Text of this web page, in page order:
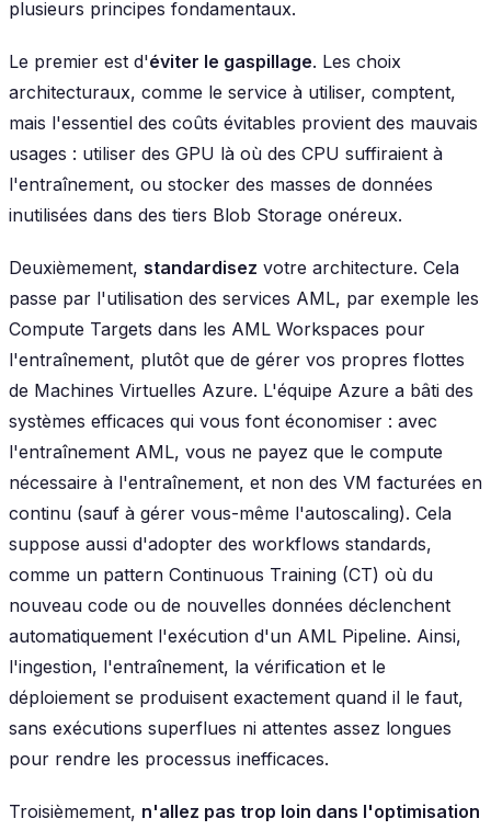
plusieurs principes fondamentaux.
Le premier est d'éviter le gaspillage. Les choix
architecturaux, comme le service à utiliser, comptent,
mais l'essentiel des coûts évitables provient des mauvais
usages : utiliser des GPU là où des CPU suffiraient à
l'entraînement, ou stocker des masses de données
inutilisées dans des tiers Blob Storage onéreux.
Deuxièmement, standardisez votre architecture. Cela
passe par l'utilisation des services AML, par exemple les
Compute Targets dans les AML Workspaces pour
l'entraînement, plutôt que de gérer vos propres flottes
de Machines Virtuelles Azure. L'équipe Azure a bâti des
systèmes efficaces qui vous font économiser : avec
l'entraînement AML, vous ne payez que le compute
nécessaire à l'entraînement, et non des VM facturées en
continu (sauf à gérer vous-même l'autoscaling). Cela
suppose aussi d'adopter des workflows standards,
comme un pattern Continuous Training (CT) où du
nouveau code ou de nouvelles données déclenchent
automatiquement l'exécution d'un AML Pipeline. Ainsi,
l'ingestion, l'entraînement, la vérification et le
déploiement se produisent exactement quand il le faut,
sans exécutions superflues ni attentes assez longues
pour rendre les processus inefficaces.
Troisièmement, n'allez pas trop loin dans l'optimisation